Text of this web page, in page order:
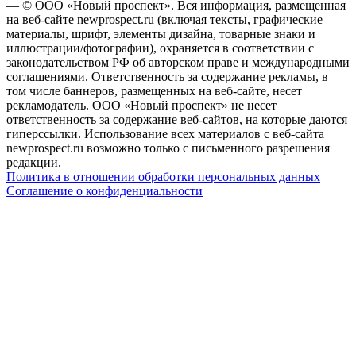
— © ООО «Новый проспект». Вся информация, размещенная
на веб-сайте newprospect.ru (включая тексты, графические
материалы, шрифт, элементы дизайна, товарные знаки и
иллюстрации/фотографии), охраняется в соответствии с
законодательством РФ об авторском праве и международными
соглашениями. Ответственность за содержание рекламы, в
том числе баннеров, размещенных на веб-сайте, несет
рекламодатель. ООО «Новый проспект» не несет
ответственность за содержание веб-сайтов, на которые даются
гиперссылки. Использование всех материалов с веб-сайта
newprospect.ru возможно только с письменного разрешения
редакции.
Политика в отношении обработки персональных данных
Соглашение о конфиденциальности